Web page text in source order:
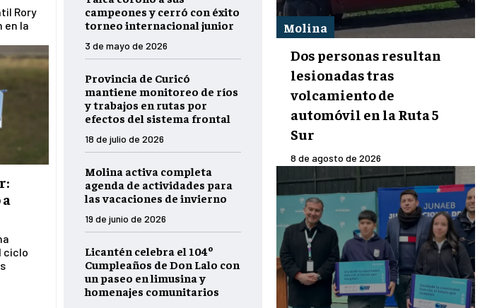
Rory
en la
ciclo
campeones y cerró con éxito
torneo internacional junior
3 de mayo de 2026
Provincia de Curicó
mantiene monitoreo de ríos
y trabajos en rutas por
efectos del sistema frontal
18 de julio de 2026
Molina activa completa
agenda de actividades para
las vacaciones de invierno
19 de junio de 2026
Licantén celebra el 104º
Cumpleaños de Don Lalo con
un paseo en limusina y
homenajes comunitarios
Molina
Dos personas resultan
lesionadas tras
volcamiento de
automóvil en la Ruta 5
Sur
8 de agosto de 2026